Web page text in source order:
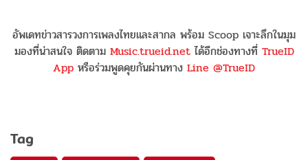
อัพเดทข่าวสารวงการเพลงไทยและสากล พร้อม Scoop เจาะลึกในมุม
มองที่น่าสนใจ ติดตาม Music.trueid.netได้อีกช่องทางที่ TrueID
App หรือร่วมพูดคุยกันผ่านทาง Line @TrueID
Tag